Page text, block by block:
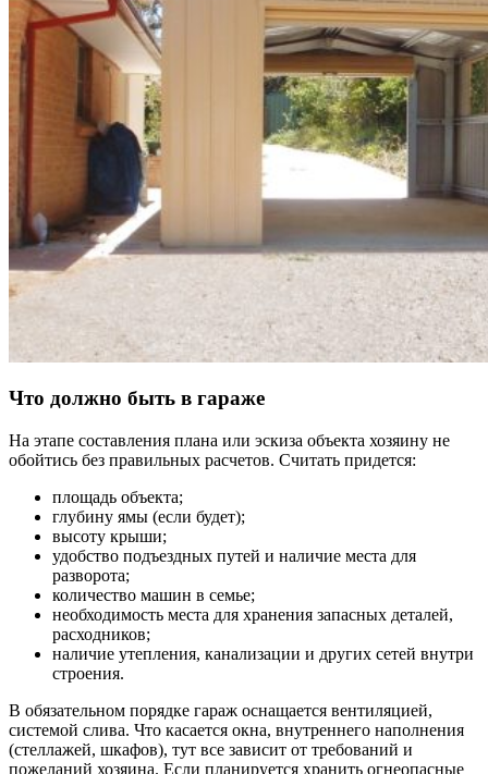
Что должно быть в гараже
На этапе составления плана или эскиза объекта хозяину не
обойтись без правильных расчетов. Считать придется:
площадь объекта;
глубину ямы (если будет);
высоту крыши;
удобство подъездных путей и наличие места для
разворота;
количество машин в семье;
необходимость места для хранения запасных деталей,
расходников;
наличие утепления, канализации и других сетей внутри
строения.
В обязательном порядке гараж оснащается вентиляцией,
системой слива. Что касается окна, внутреннего наполнения
(стеллажей, шкафов), тут все зависит от требований и
пожеланий хозяина. Если планируется хранить огнеопасные